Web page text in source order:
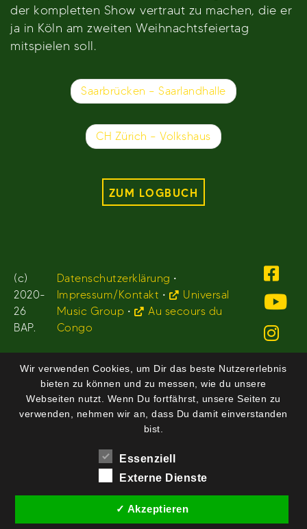
der kompletten Show vertraut zu machen, die er
ja in Köln am zweiten Weihnachtsfeiertag
mitspielen soll.
Beitragsnavigation
Saarbrücken – Saarlandhalle
CH Zürich – Volkshaus
ZUM LOGBUCH
(c)
2020-
26
BAP.
Datenschutzerklärung •
Impressum/Kontakt •
Universal
Music Group •
Au secours du
Congo
Wir verwenden Cookies, um Dir das beste Nutzererlebnis
bieten zu können und zu messen, wie du unsere
Webseiten nutzt. Wenn Du fortfährst, unsere Seiten zu
verwenden, nehmen wir an, dass Du damit einverstanden
bist.
Essenziell
Externe Dienste
✓ Akzeptieren